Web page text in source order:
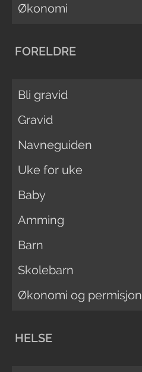
Økonomi
FORELDRE
Bli gravid
Gravid
Navneguiden
Uke for uke
Baby
Amming
Barn
Skolebarn
Økonomi og permisjon
HELSE